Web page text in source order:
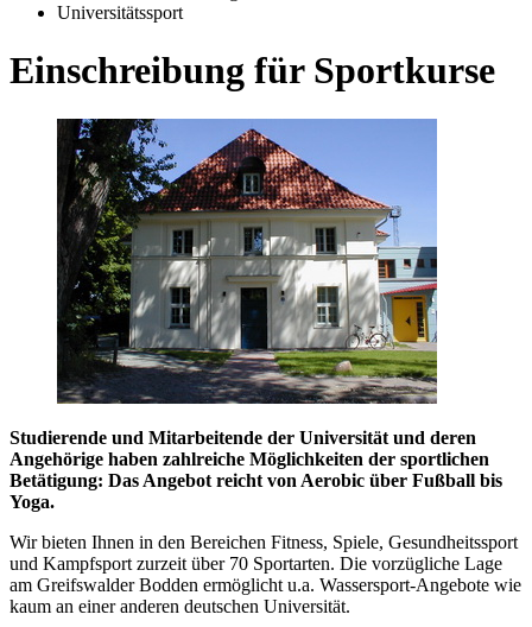
Universitätssport
Einschreibung für Sportkurse
Studierende und Mitarbeitende der Universität und deren
Angehörige haben zahlreiche Möglichkeiten der sportlichen
Betätigung: Das Angebot reicht von Aerobic über Fußball bis
Yoga.
Wir bieten Ihnen in den Bereichen Fitness, Spiele, Gesundheitssport
und Kampfsport zurzeit über 70 Sportarten. Die vorzügliche Lage
am Greifswalder Bodden ermöglicht u.a. Wassersport-Angebote wie
kaum an einer anderen deutschen Universität.